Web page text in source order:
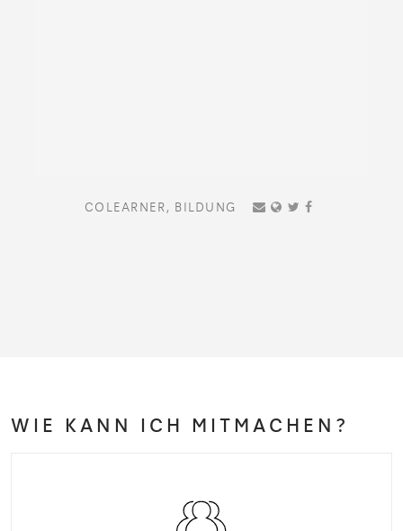
COLEARNER, BILDUNG
WIE KANN ICH MITMACHEN?